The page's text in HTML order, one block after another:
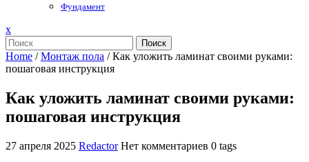
Фундамент
xЗакрыть
меню
Поиск
Home /Монтаж пола /Как уложить ламинат своими руками:
пошаговая инструкция
Как уложить ламинат своими руками:
пошаговая инструкция
27 апреля 2025 Redactor Нет комментариев 0 tags